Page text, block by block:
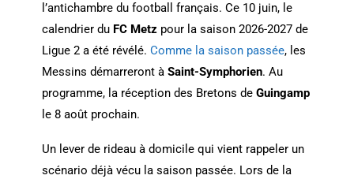
l’antichambre du football français. Ce 10 juin, le
calendrier du FC Metzpour la saison 2026-2027 de
Ligue 2 a été révélé. Comme la saison passée, les
Messins démarreront à Saint-Symphorien. Au
programme, la réception des Bretons de Guingamp
le 8 août prochain.
Un lever de rideau à domicile qui vient rappeler un
scénario déjà vécu la saison passée. Lors de la